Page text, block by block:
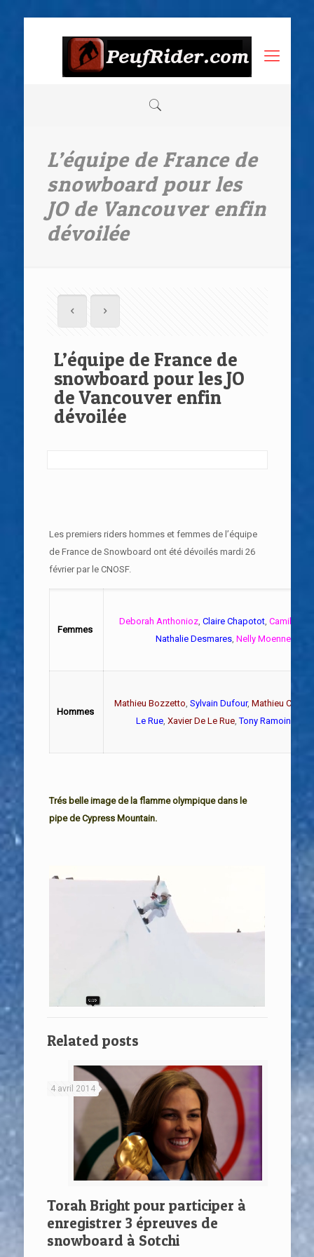
L’équipe de France de
snowboard pour les
JO de Vancouver enfin
dévoilée
L’équipe de France de
snowboard pour les JO
de Vancouver enfin
dévoilée
Les premiers riders hommes et femmes de l’équipe
de France de Snowboard ont été dévoilés mardi 26
février par le CNOSF.
Femmes
Deborah Anthonioz, Claire Chapotot, Camille
Nathalie Desmares,Nelly Moenne
Hommes
Mathieu Bozzetto, Sylvain Dufour, Mathieu Crepel
Le Rue,Xavier De Le Rue,Tony Ramoin
Trés belle image de la flamme olympique dans le
pipe de Cypress Mountain.
Related posts
4 avril 2014
Torah Bright pour participer à
enregistrer 3 épreuves de
snowboard à Sotchi